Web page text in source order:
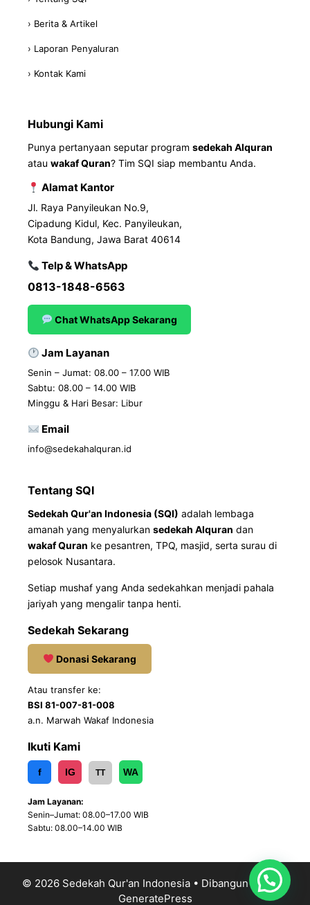
› Berita & Artikel
› Laporan Penyaluran
› Kontak Kami
Hubungi Kami
Punya pertanyaan seputar program sedekah Alquran
atau wakaf Quran? Tim SQI siap membantu Anda.
Alamat Kantor
Jl. Raya Panyileukan No.9,
Cipadung Kidul, Kec. Panyileukan,
Kota Bandung, Jawa Barat 40614
Telp & WhatsApp
0813-1848-6563
Chat WhatsApp Sekarang
Jam Layanan
Senin – Jumat: 08.00 – 17.00 WIB
Sabtu: 08.00 – 14.00 WIB
Minggu & Hari Besar: Libur
Email
info@sedekahalquran.id
Tentang SQI
Sedekah Qur'an Indonesia (SQI) adalah lembaga
amanah yang menyalurkan sedekah Alquran dan
wakaf Quran ke pesantren, TPQ, masjid, serta surau di
pelosok Nusantara.
Setiap mushaf yang Anda sedekahkan menjadi pahala
jariyah yang mengalir tanpa henti.
Sedekah Sekarang
Donasi Sekarang
Atau transfer ke:
BSI 81-007-81-008
a.n. Marwah Wakaf Indonesia
Ikuti Kami
f IG TT WA
Jam Layanan:
Senin–Jumat: 08.00–17.00 WIB
Sabtu: 08.00–14.00 WIB
© 2026 Sedekah Qur'an Indonesia • Dibangun dengan
GeneratePress